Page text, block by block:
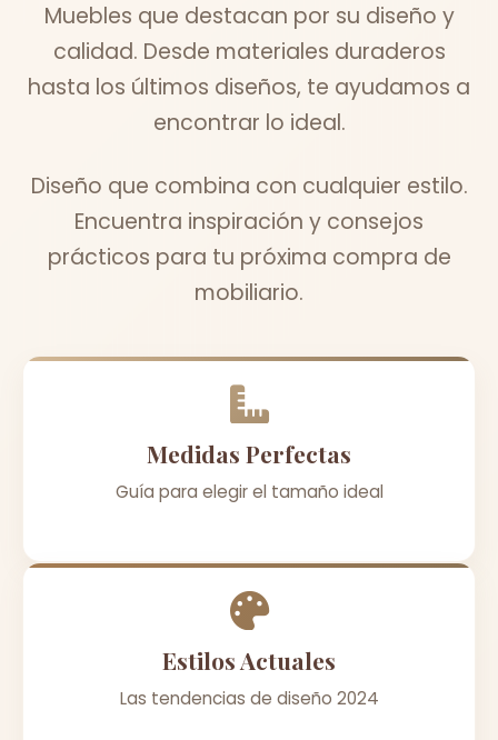
Muebles que destacan por su diseño y
calidad. Desde materiales duraderos
hasta los últimos diseños, te ayudamos a
encontrar lo ideal.
Diseño que combina con cualquier estilo.
Encuentra inspiración y consejos
prácticos para tu próxima compra de
mobiliario.
Medidas Perfectas
Guía para elegir el tamaño ideal
Estilos Actuales
Las tendencias de diseño 2024